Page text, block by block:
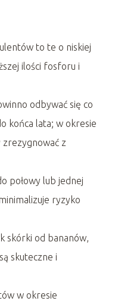
to te o niskiej
ilości fosforu i
odbywać się co
końca lata; w okresie
z
połowy lub jednej
ryzyko
skórki od bananów,
skuteczne i
w okresie